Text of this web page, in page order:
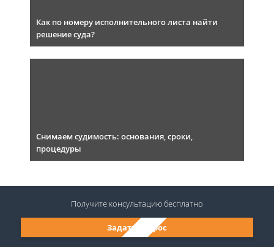
Как по номеру исполнительного листа найти
решение суда?
Снимаем судимость: основания, сроки,
процедуры
Задать вопрос
Получите консультациюбесплатно